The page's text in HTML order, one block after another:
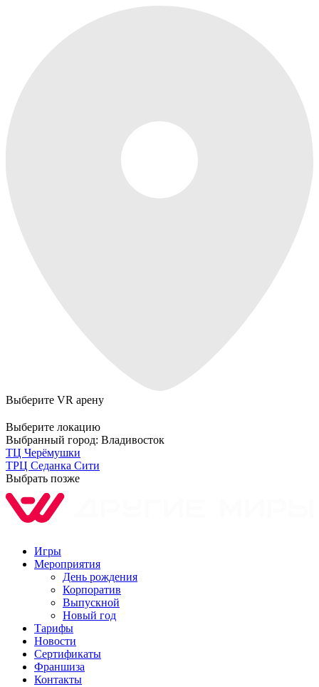
Выберите VR арену
Выберите локацию
Выбранный город: Владивосток
ТЦ Черёмушки
ТРЦ Седанка Сити
Выбрать позже
Игры
Мероприятия
День рождения
Корпоратив
Выпускной
Новый год
Тарифы
Новости
Сертификаты
Франшиза
Контакты